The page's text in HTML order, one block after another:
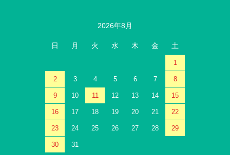
2026年8月
日 月 火 水 木 金 土
1
2 3 4 5 6 7 8
9 10 11 12 13 14 15
16 17 18 19 20 21 22
23 24 25 26 27 28 29
30 31